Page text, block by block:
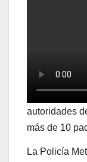
autoridades
más de 10
La Policía